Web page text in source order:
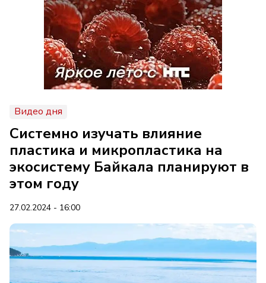
Видео дня
Системно изучать влияние
пластика и микропластика на
экосистему Байкала планируют в
этом году
27.02.2024 - 16:00